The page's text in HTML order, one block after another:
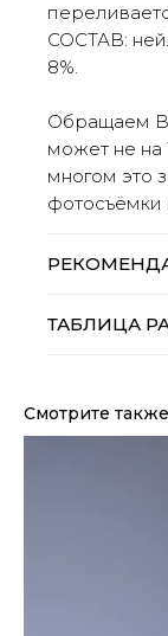
СОСТАВ:
8%.
Обращаем
может не на
многом это
фотосъёмки
ТАБЛИЦА
Смотрите также